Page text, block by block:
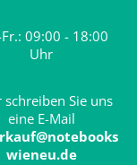
09:00 - 18:00
Uhr
schreiben Sie uns
eine E-Mail
wieneu.de